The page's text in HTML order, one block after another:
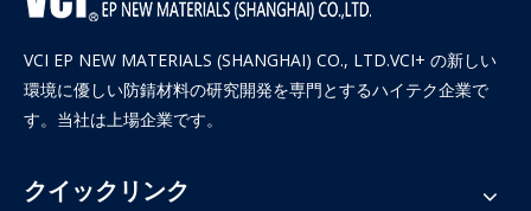
VCI EP NEW MATERIALS (SHANGHAI) CO., LTD.VCI+ の新しい
環境に優しい防錆材料の研究開発を専門とするハイテク企業で
す。当社は上場企業です。
クイックリンク